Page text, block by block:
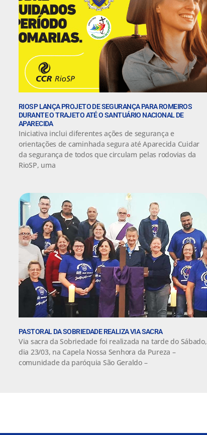
RIOSP LANÇA PROJETO DE SEGURANÇA PARA ROMEIROS
DURANTE O TRAJETO ATÉ O SANTUÁRIO NACIONAL DE
APARECIDA
Iniciativa inclui diferentes ações de segurança e
orientações de caminhada segura até Aparecida Cuidar
da segurança de todos que circulam pelas rodovias da
RioSP, uma
PASTORAL DA SOBRIEDADE REALIZA VIA SACRA
Via sacra da Sobriedade foi realizada na tarde do Sábado,
dia 23/03, na Capela Nossa Senhora da Pureza –
comunidade da paróquia São Geraldo –